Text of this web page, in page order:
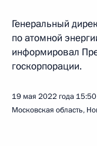
Генеральный
по атомной
информировал
госкорпорации.
19 мая 2022 года 15:50
Московская область,